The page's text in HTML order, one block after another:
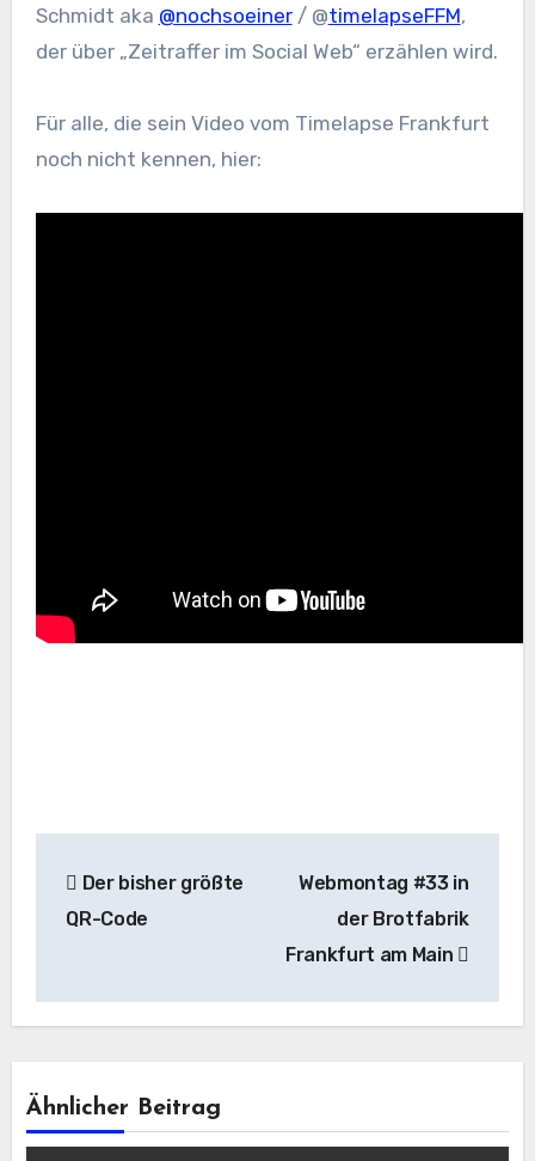
Schmidt aka @nochsoeiner/ @timelapseFFM,
der über „Zeitraffer im Social Web“ erzählen wird.
Für alle, die sein Video vom Timelapse Frankfurt
noch nicht kennen, hier:
Der bisher größte
QR-Code
Webmontag #33 in
der Brotfabrik
Frankfurt am Main
Ähnlicher Beitrag